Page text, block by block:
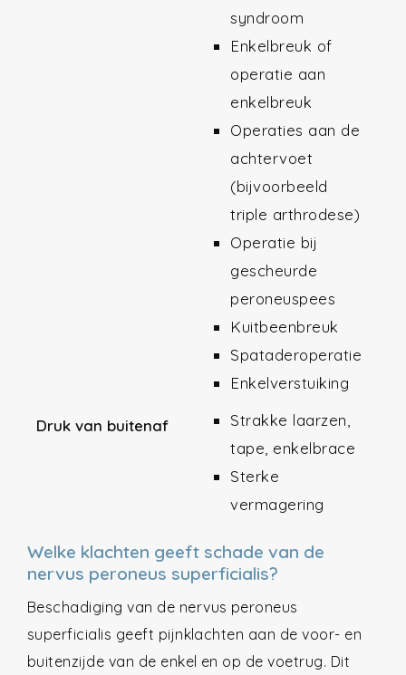
syndroom
Enkelbreuk of
operatie aan
enkelbreuk
Operaties aan de
achtervoet
(bijvoorbeeld
triple arthrodese)
Operatie bij
gescheurde
peroneuspees
Kuitbeenbreuk
Spataderoperatie
Enkelverstuiking
Druk van buitenaf
Strakke laarzen,
tape, enkelbrace
Sterke
vermagering
Welke klachten geeft schade van de
nervus peroneus superficialis?
Beschadiging van de nervus peroneus
superficialis geeft pijnklachten aan de voor- en
buitenzijde van de enkel en op de voetrug. Dit